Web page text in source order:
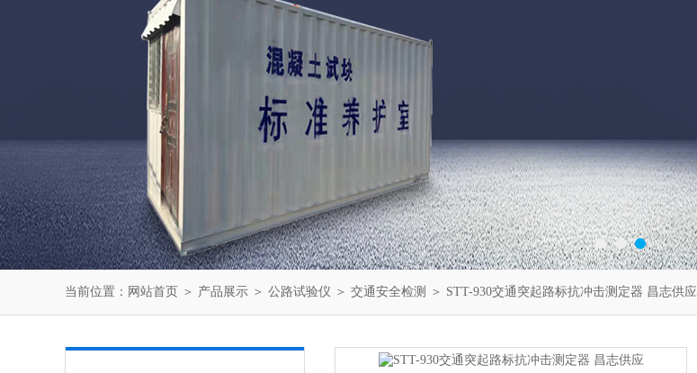
当前位置： 网站首页 ＞ 产品展示 ＞ 公路试验仪 ＞ 交通安全检测 ＞ STT-930交通突起路标抗冲击测定器 昌志供应